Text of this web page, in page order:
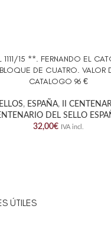
AL CARRITO
1111/15 **. FERNANDO EL
BLOQUE DE CUATRO. VALOR
CATALOGO 96 €
, ESPAÑA, II
DEL SELLO
32,00€ IVA incl.
ÚTILES